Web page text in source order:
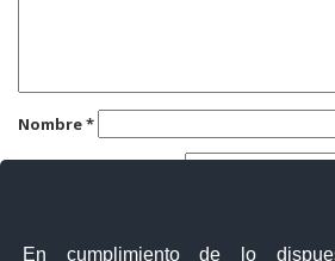
En cumplimiento de lo
Nombre*
Correo electrónico*